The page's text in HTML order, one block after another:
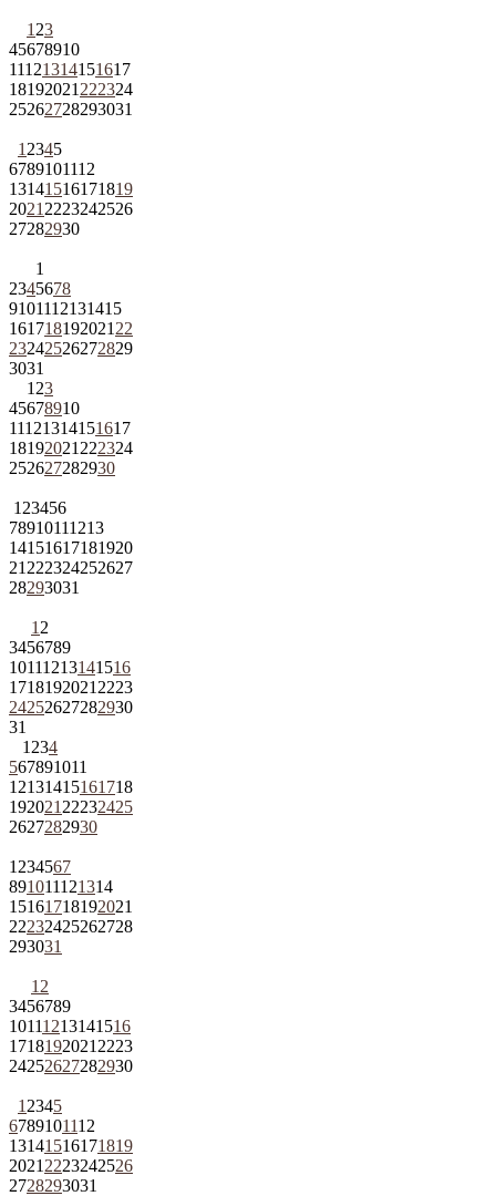
1 23
45678910
11121314151617
18192021 222324
25262728293031
1 2345
6789101112
13141516171819
2021 2223242526
27282930
1
2345678
9101112131415
161718192021 22
23242526272829
3031
1 23
45678910
11121314151617
18192021 222324
252627282930
1 23456
78910111213
14151617181920
21 222324252627
28293031
1 2
3456789
10111213141516
1718192021 2223
24252627282930
31
1 234
567891011
12131415161718
192021 22232425
2627282930
1 234567
891011121314
15161718192021
22232425262728
293031
1 2
3456789
10111213141516
1718192021 2223
24252627282930
1 2345
6789101112
13141516171819
2021 2223242526
2728293031